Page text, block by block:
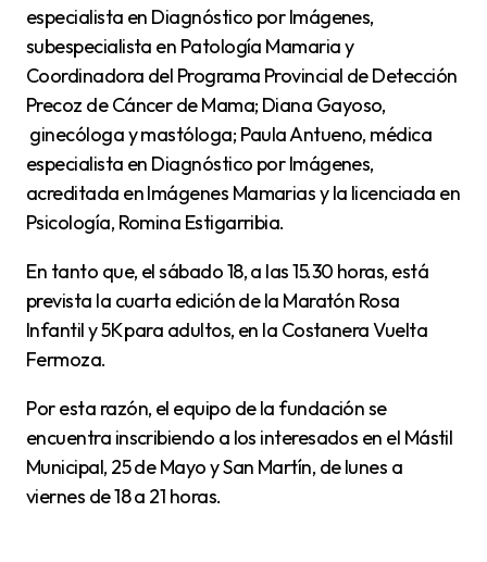
especialista en Diagnóstico por Imágenes,
subespecialista en Patología Mamaria y
Coordinadora del Programa Provincial de Detección
Precoz de Cáncer de Mama; Diana Gayoso,
ginecóloga y mastóloga; Paula Antueno, médica
especialista en Diagnóstico por Imágenes,
acreditada en Imágenes Mamarias y la licenciada en
Psicología, Romina Estigarribia.
En tanto que, el sábado 18, a las 15.30 horas, está
prevista la cuarta edición de la Maratón Rosa
Infantil y 5K para adultos, en la Costanera Vuelta
Fermoza.
Por esta razón, el equipo de la fundación se
encuentra inscribiendo a los interesados en el Mástil
Municipal, 25 de Mayo y San Martín, de lunes a
viernes de 18 a 21 horas.